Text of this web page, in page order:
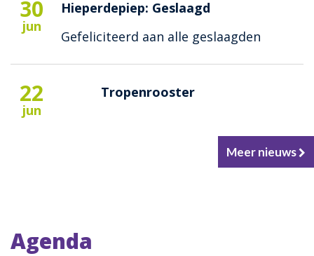
30
jun
Hieperdepiep: Geslaagd
Gefeliciteerd aan alle geslaagden
22
jun
Tropenrooster
Meer nieuws
Agenda